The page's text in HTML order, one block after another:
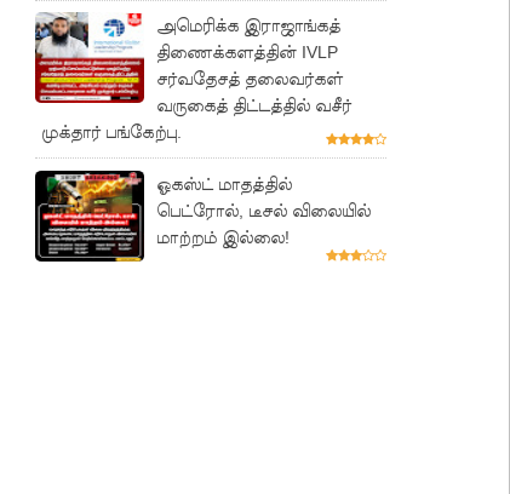
அமெரிக்க இராஜாங்கத்
திணைக்களத்தின் IVLP
சர்வதேசத் தலைவர்கள்
வருகைத் திட்டத்தில் வசீர்
முக்தார் பங்கேற்பு.
ஓகஸ்ட் மாதத்தில்
பெட்ரோல், டீசல் விலையில்
மாற்றம் இல்லை!